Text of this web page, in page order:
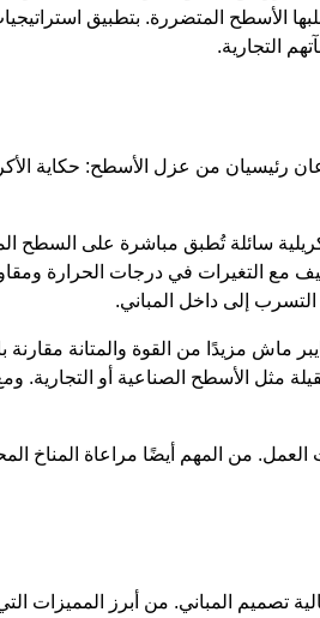
الأسطح المتضررة. بتطبيق
التجارية.
رئيسيان من عزل الأسطح: حكاية
سائلة تُطبق مباشرة على
مع التغيرات في درجات الحرارة
إلى داخل المباني.
ماش مزيدًا من القوة والمتانة مقارنة
مثل الأسطح الصناعية أو التجارية.
من المهم أيضًا مراعاة المناخ
تصميم المباني. من أبرز المميزات